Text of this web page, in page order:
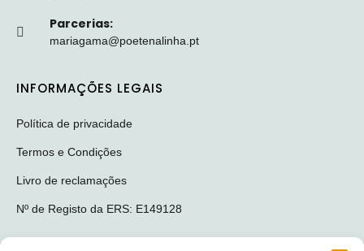
Parcerias:
mariagama@poetenalinha.pt
INFORMAÇÕES LEGAIS
Política de privacidade
Termos e Condições
Livro de reclamações
Nº de Registo da ERS: E149128